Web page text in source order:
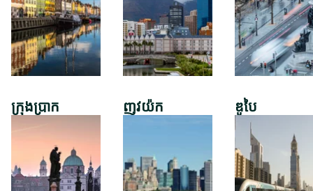
ក្រុងប្រាក ញូវយ៉ក ឌូបៃ